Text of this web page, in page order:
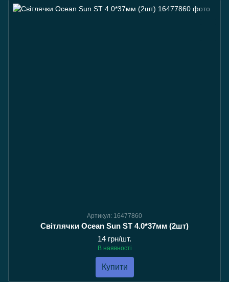
Артикул: 16477860
Світлячки Ocean Sun ST 4.0*37мм (2шт)
14 грн/шт.
В наявності
Купити